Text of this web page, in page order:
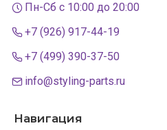
Пн-Сб с 10:00 до 20:00
+7 (926) 917-44-19
+7 (499) 390-37-50
info@styling-parts.ru
Навигация